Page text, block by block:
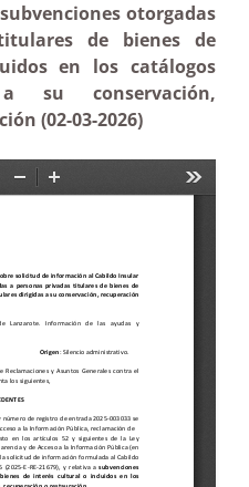
otorgadas
de bienes de
en los catálogos
su conservación,
(02-03-2026)